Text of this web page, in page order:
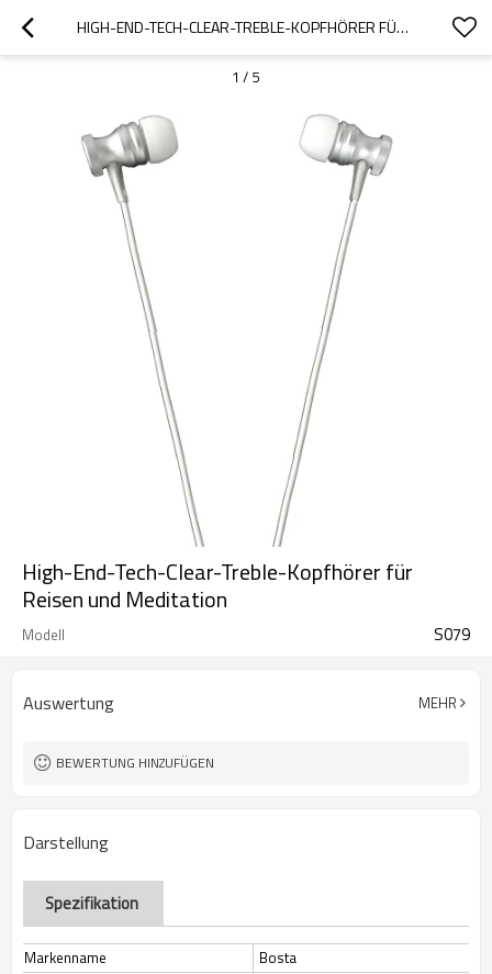
HIGH-END-TECH-CLEAR-TREBLE-KOPFHÖRER FÜR REISEN UND MEDITATION
1 / 5
High-End-Tech-Clear-Treble-Kopfhörer für
Reisen und Meditation
Modell S079
Auswertung MEHR
BEWERTUNG HINZUFÜGEN
Darstellung
Spezifikation
Markenname
Bosta